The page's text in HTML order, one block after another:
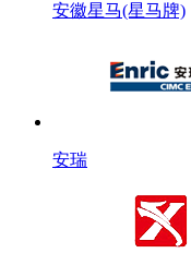
安徽星马(星马牌)
安瑞